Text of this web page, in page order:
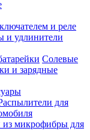
и реле
и удлинители
Солевые
и зарядные
для
из микрофибры для